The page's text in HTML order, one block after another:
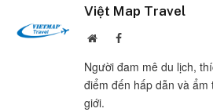
Việt Map Travel
WebsiteFacebook
Người đam mê du lịch,
điểm đến hấp dẫn và
giới.